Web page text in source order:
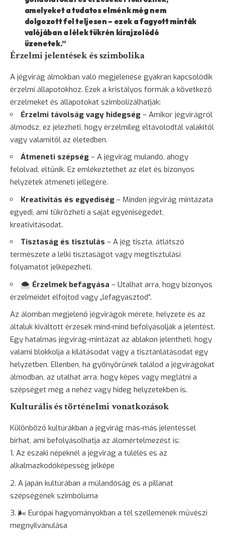
amelyeket a tudatos elménk még nem
dolgozott fel teljesen – ezek a fagyott minták
valójában a lélek tükrén kirajzolódó
üzenetek.”
Érzelmi jelentések és szimbolika
A jégvirág álmokban való megjelenése gyakran kapcsolódik
érzelmi állapotokhoz. Ezek a kristályos formák a következő
érzelmeket és állapotokat szimbolizálhatják:
Érzelmi távolság vagy hidegség – Amikor jégvirágról
álmodsz, ez jelezheti, hogy érzelmileg eltávolodtál valakitől
vagy valamitől az életedben.
Átmeneti szépség – A jégvirág mulandó, ahogy
felolvad, eltűnik. Ez emlékeztethet az élet és bizonyos
helyzetek átmeneti jellegére.
Kreativitás és egyediség – Minden jégvirág mintázata
egyedi, ami tükrözheti a saját egyéniségedet,
kreativitásodat.
Tisztaság és tisztulás – A jég tiszta, átlátszó
természete a lelki tisztaságot vagy megtisztulási
folyamatot jelképezheti.
🌨️ Érzelmek befagyása – Utalhat arra, hogy bizonyos
érzelmeidet elfojtod vagy „lefagyasztod”.
Az álomban megjelenő jégvirágok mérete, helyzete és az
általuk kiváltott érzések mind-mind befolyásolják a jelentést.
Egy hatalmas jégvirág-mintázat az ablakon jelentheti, hogy
valami blokkolja a kilátásodat vagy a tisztánlátásodat egy
helyzetben. Ellenben, ha gyönyörűnek találod a jégvirágokat
álmodban, az utalhat arra, hogy képes vagy meglátni a
szépséget még a nehéz vagy hideg helyzetekben is.
Kulturális és történelmi vonatkozások
Különböző kultúrákban a jégvirág más-más jelentéssel
bírhat, ami befolyásolhatja az álomértelmezést is:
Az északi népeknél a jégvirág a túlélés és az
alkalmazkodóképesség jelképe
A japán kultúrában a múlandóság és a pillanat
szépségének szimbóluma
🌬️ Európai hagyományokban a tél szellemének művészi
megnyilvánulása